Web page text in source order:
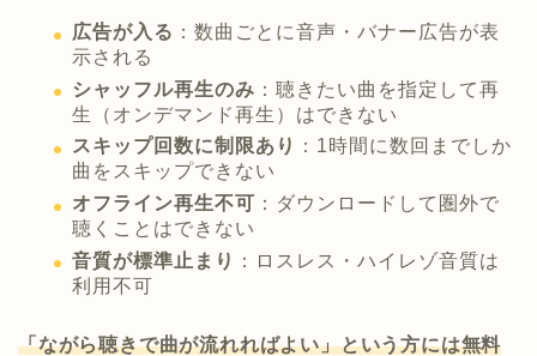
広告が入る ：数曲ごとに音声・バナー広告が表
示される
シャッフル再生のみ ：聴きたい曲を指定して再
生（オンデマンド再生）はできない
スキップ回数に制限あり
：1時間に数回までしか
曲をスキップできない
オフライン再生不可 ：ダウンロードして圏外で
聴くことはできない
音質が標準止まり
：ロスレス・ハイレゾ音質は
利用不可
「ながら聴きで曲が流れればよい」という方には無料